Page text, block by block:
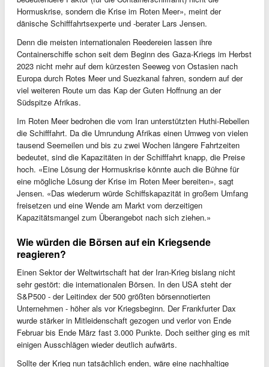
Hormuskrise, sondern die Krise im Roten Meer», meint der
dänische Schifffahrtsexperte und -berater Lars Jensen.
Denn die meisten internationalen Reedereien lassen ihre
Containerschiffe schon seit dem Beginn des Gaza-Kriegs im Herbst
2023 nicht mehr auf dem kürzesten Seeweg von Ostasien nach
Europa durch Rotes Meer und Suezkanal fahren, sondern auf der
viel weiteren Route um das Kap der Guten Hoffnung an der
Südspitze Afrikas.
Im Roten Meer bedrohen die vom Iran unterstützten Huthi-Rebellen
die Schifffahrt. Da die Umrundung Afrikas einen Umweg von vielen
tausend Seemeilen und bis zu zwei Wochen längere Fahrtzeiten
bedeutet, sind die Kapazitäten in der Schifffahrt knapp, die Preise
hoch. «Eine Lösung der Hormuskrise könnte auch die Bühne für
eine mögliche Lösung der Krise im Roten Meer bereiten», sagt
Jensen. «Das wiederum würde Schiffskapazität in großem Umfang
freisetzen und eine Wende am Markt vom derzeitigen
Kapazitätsmangel zum Überangebot nach sich ziehen.»
Wie würden die Börsen auf ein Kriegsende
reagieren?
Einen Sektor der Weltwirtschaft hat der Iran-Krieg bislang nicht
sehr gestört: die internationalen Börsen. In den USA steht der
S&P500 - der Leitindex der 500 größten börsennotierten
Unternehmen - höher als vor Kriegsbeginn. Der Frankfurter Dax
wurde stärker in Mitleidenschaft gezogen und verlor von Ende
Februar bis Ende März fast 3.000 Punkte. Doch seither ging es mit
einigen Ausschlägen wieder deutlich aufwärts.
Sollte der Krieg nun tatsächlich enden, wäre eine nachhaltige